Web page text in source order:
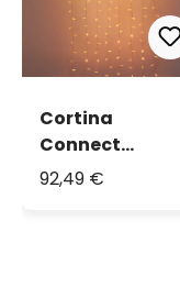
Cortina
Connect
ProLine 36V, 1 x h
92,49 €